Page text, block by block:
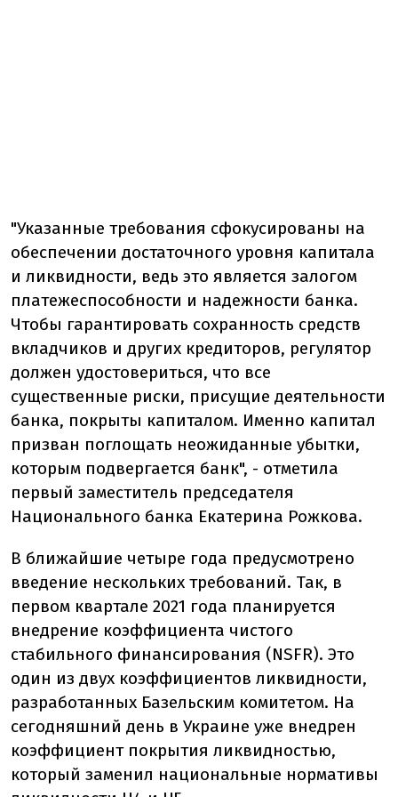
"Указанные требования сфокусированы на
обеспечении достаточного уровня капитала
и ликвидности, ведь это является залогом
платежеспособности и надежности банка.
Чтобы гарантировать сохранность средств
вкладчиков и других кредиторов, регулятор
должен удостовериться, что все
существенные риски, присущие деятельности
банка, покрыты капиталом. Именно капитал
призван поглощать неожиданные убытки,
которым подвергается банк", - отметила
первый заместитель председателя
Национального банка Екатерина Рожкова.
В ближайшие четыре года предусмотрено
введение нескольких требований. Так, в
первом квартале 2021 года планируется
внедрение коэффициента чистого
стабильного финансирования (NSFR). Это
один из двух коэффициентов ликвидности,
разработанных Базельским комитетом. На
сегодняшний день в Украине уже внедрен
коэффициент покрытия ликвидностью,
который заменил национальные нормативы